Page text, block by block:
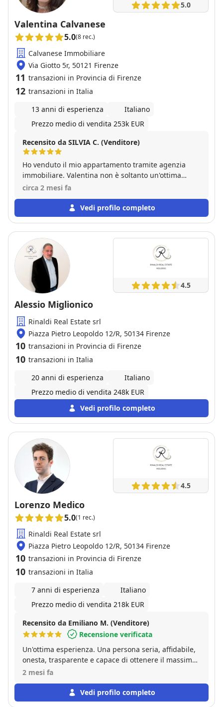
5.0
Valentina Calvanese
5.0(8 rec.)
Calvanese Immobiliare
Via Giotto 5r, 50121 Firenze
11 transazioni in Provincia di Firenze
12 transazioni in Italia
13 anni di esperienza
Italiano
Prezzo medio di vendita 253k EUR
Recensito da SILVIA C. (Venditore)
Ho venduto il mio appartamento tramite agenzia
immobiliare. Valentina non è soltanto un'ottima
professionista ma ha un'empatia fuori dal comune.
competenze. Oltretutto è molto precisa a favore di
entrambe le parti. La consiglio senza minimo
circa 2 mesi fa
Vedi profilo completo
4.5
Alessio Miglionico
Rinaldi Real Estate srl
Piazza Pietro Leopoldo 12/R, 50134 Firenze
10 transazioni in Provincia di Firenze
10 transazioni in Italia
20 anni di esperienza
Italiano
Prezzo medio di vendita 248k EUR
Vedi profilo completo
4.5
Lorenzo Medico
5.0(1 rec.)
Rinaldi Real Estate srl
Piazza Pietro Leopoldo 12/R, 50134 Firenze
10 transazioni in Provincia di Firenze
10 transazioni in Italia
7 anni di esperienza
Italiano
Prezzo medio di vendita 218k EUR
Recensito da Emiliano M. (Venditore)
Recensione verificata
Un'ottima esperienza. Una persona seria, affidabile,
onesta, trasparente e capace di ottenere il massimo
dalla richiesta del venditore. Affidatevi ciecamente a
potete sbagliare. Ha saputo gestire in modo sereno e
responsabile alcuni piccoli inconvenienti che si sono
2 mesi fa
Vedi profilo completo